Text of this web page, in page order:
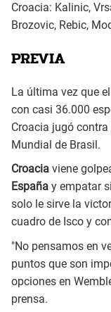
Croacia: Kalinic,
Brozovic, Rebic,
PREVIA
La última vez que
con casi 36.000
Croacia jugó
Mundial de Brasil.
Croacia viene
España y empatar
solo le sirve la
cuadro de Isco y
"No pensamos en
puntos que son
opciones en
prensa.